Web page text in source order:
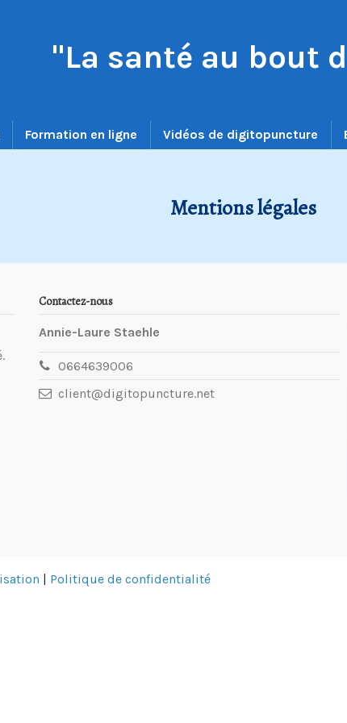
"La santé au bout
Formation en ligne Vidéos de digitopuncture
Mentions légales
Contactez-nous
Annie-Laure Staehle
0664639006
client@digitopuncture.net
Politique de confidentialité